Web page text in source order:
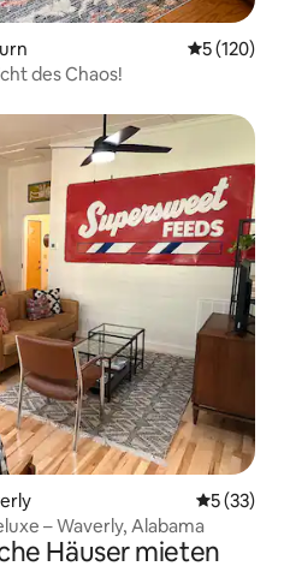
5 (120)
des Chaos!
5 (33)
– Waverly, Alabama
Häuser mieten